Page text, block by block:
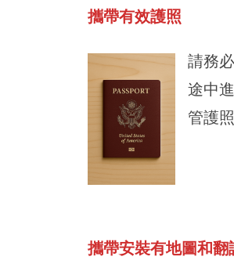
攜帶有效護照
請務
途中
管護
攜帶安裝有地圖和